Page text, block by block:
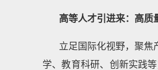
高等人才引进来：高质
立足国际化视野，聚焦
学、教育科研、创新实践